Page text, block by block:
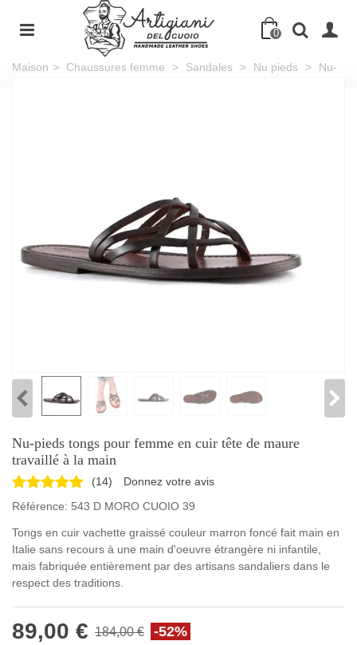
0
Maison > Chaussures femme > Sandales > Nu pieds >
Nu-
Nu-pieds tongs pour femme en cuir tête de maure
travaillé à la main
(14)
Donnez votre avis
Référence: 543 D MORO CUOIO 39
Tongs en cuir vachette graissé couleur marron foncé fait main en
Italie sans recours à une main d'oeuvre étrangère ni infantile,
mais fabriquée entièrement par des artisans sandaliers dans le
respect des traditions.
89,00 € 184,00 € -52%